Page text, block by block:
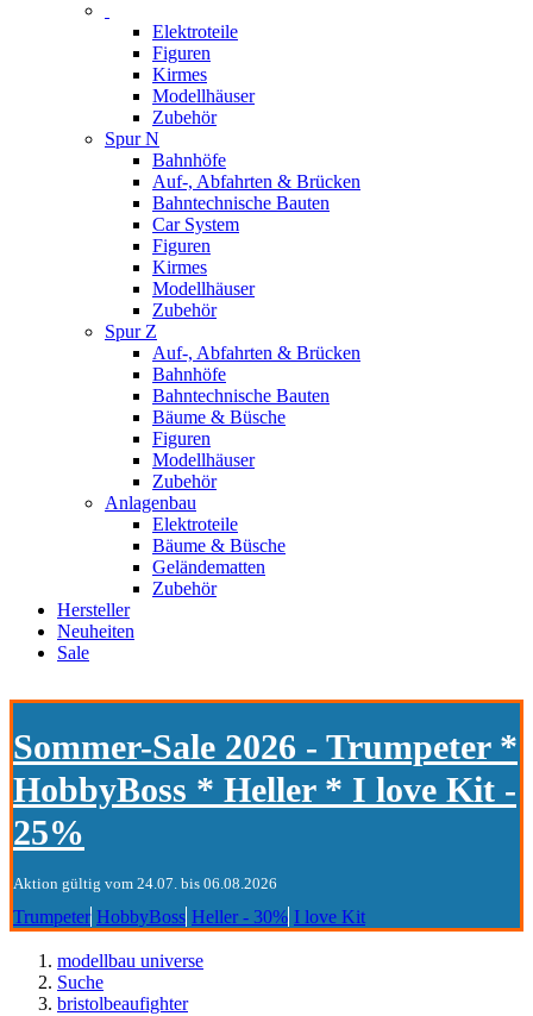
Elektroteile
Figuren
Kirmes
Modellhäuser
Zubehör
Spur N
Bahnhöfe
Auf-, Abfahrten & Brücken
Bahntechnische Bauten
Car System
Figuren
Kirmes
Modellhäuser
Zubehör
Spur Z
Auf-, Abfahrten & Brücken
Bahnhöfe
Bahntechnische Bauten
Bäume & Büsche
Figuren
Modellhäuser
Zubehör
Anlagenbau
Elektroteile
Bäume & Büsche
Geländematten
Zubehör
Hersteller
Neuheiten
Sale
Sommer-Sale 2026 - Trumpeter *
HobbyBoss * Heller * I love Kit -
25%
Aktion gültig vom 24.07. bis 06.08.2026
Trumpeter HobbyBoss Heller - 30% I love Kit
modellbau universe
Suche
bristolbeaufighter